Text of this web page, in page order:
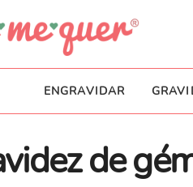
ENGRAVIDAR
de